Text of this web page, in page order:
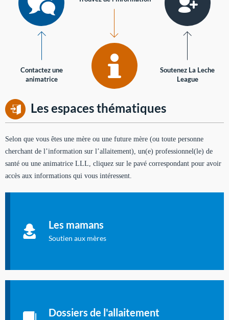
Contactez une
animatrice
Soutenez La Leche
League
Les espaces thématiques
Selon que vous êtes une mère ou une future mère (ou toute personne
cherchant de l’information sur l’allaitement), un(e) professionnel(le) de
santé ou une animatrice LLL, cliquez sur le pavé correspondant pour avoir
accès aux informations qui vous intéressent.
Les mamans
Soutien aux mères
à allaiter et vous informer : toutes les rubriques qui
concernent l'allaitement.
Dossiers de l'allaitement
dernières études sur l'allaitement publiées dans la presse